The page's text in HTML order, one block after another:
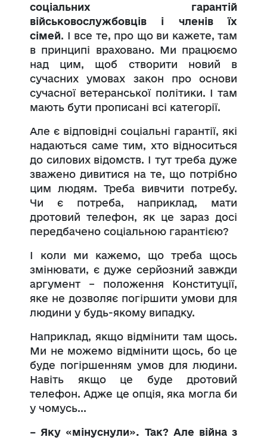
соціальних гарантій
військовослужбовців і членів їх
сімей. І все те, про що ви кажете, там
в принципі враховано. Ми працюємо
над цим, щоб створити новий в
сучасних умовах закон про основи
сучасної ветеранської політики. І там
мають бути прописані всі категорії.
Але є відповідні соціальні гарантії, які
надаються саме тим, хто відноситься
до силових відомств. І тут треба дуже
зважено дивитися на те, що потрібно
цим людям. Треба вивчити потребу.
Чи є потреба, наприклад, мати
дротовий телефон, як це зараз досі
передбачено соціальною гарантією?
І коли ми кажемо, що треба щось
змінювати, є дуже серйозний завжди
аргумент – положення Конституції,
яке не дозволяє погіршити умови для
людини у будь-якому випадку.
Наприклад, якщо відмінити там щось.
Ми не можемо відмінити щось, бо це
буде погіршенням умов для людини.
Навіть якщо це буде дротовий
телефон. Адже це опція, яка могла би
у чомусь...
– Яку «мінуснули». Так? Але війна з